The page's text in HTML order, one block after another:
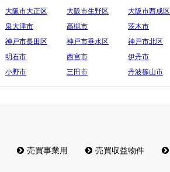
大阪市大正区 大阪市生野区 大阪市西成区
泉大津市 高槻市 茨木市
神戸市長田区 神戸市垂水区 神戸市北区
明石市 西宮市 伊丹市
小野市 三田市 丹波篠山市
売買事業用 売買収益物件